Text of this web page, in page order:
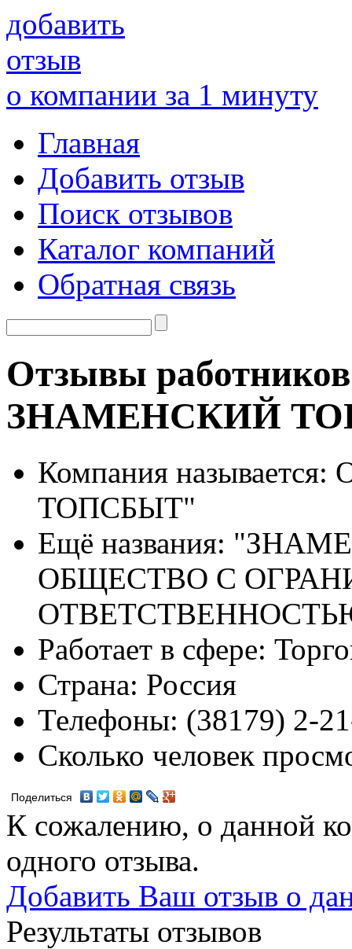
добавить
отзыв
о компании за 1 минуту
Главная
Добавить отзыв
Поиск отзывов
Каталог компаний
Обратная связь
Отзывы
ЗНАМЕНСКИЙ
Компания называется:
ТОПСБЫТ"
Ещё названия:
ОБЩЕСТВО С
Работает в сфере:
Страна: Россия
Телефоны: (38179) 2-
Сколько человек
Поделиться
К сожалению, о данной
одного отзыва.
Добавить Ваш отзыв о
Результаты отзывов